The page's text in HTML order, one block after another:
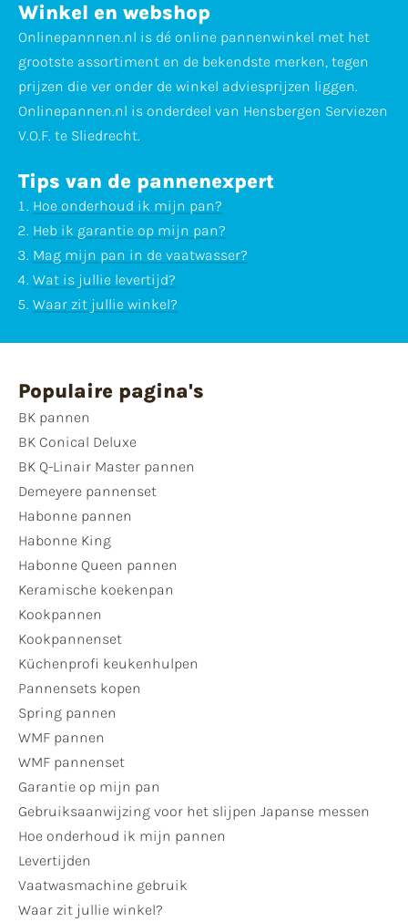
Winkel en webshop
Onlinepannnen.nl is dé online pannenwinkel met het
grootste assortiment en de bekendste merken, tegen
prijzen die ver onder de winkel adviesprijzen liggen.
Onlinepannen.nl is onderdeel van Hensbergen Serviezen
V.O.F. te Sliedrecht.
Tips van de pannenexpert
Hoe onderhoud ik mijn pan?
Heb ik garantie op mijn pan?
Mag mijn pan in de vaatwasser?
Wat is jullie levertijd?
Waar zit jullie winkel?
Populaire pagina's
BK pannen
BK Conical Deluxe
BK Q-Linair Master pannen
Demeyere pannenset
Habonne pannen
Habonne King
Habonne Queen pannen
Keramische koekenpan
Kookpannen
Kookpannenset
Küchenprofi keukenhulpen
Pannensets kopen
Spring pannen
WMF pannen
WMF pannenset
Garantie op mijn pan
Gebruiksaanwijzing voor het slijpen Japanse messen
Hoe onderhoud ik mijn pannen
Levertijden
Vaatwasmachine gebruik
Waar zit jullie winkel?